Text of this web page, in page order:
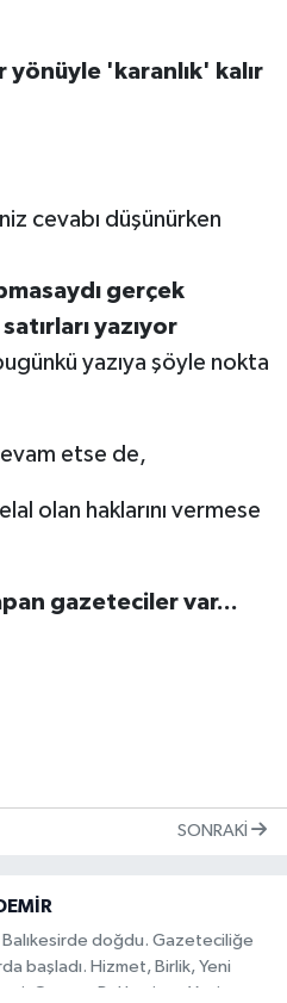
yönüyle 'karanlık' kalır
cevabı düşünürken
gerçek
yazıyor
yazıya şöyle nokta
etse de,
olan haklarını vermese
gazeteciler var...
SONRAKI
Balıkesirde doğdu. Gazeteciliğe
başladı. Hizmet, Birlik, Yeni
Gazete Balıkesir ve Yeni